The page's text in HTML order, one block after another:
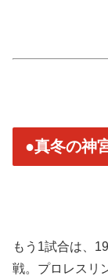
●真冬の神
もう1試合は、
戦。プロレスリ